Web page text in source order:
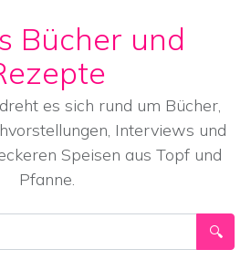
Bücher und
es sich rund um Bücher,
Interviews und
Speisen aus Topf und
Pfanne.